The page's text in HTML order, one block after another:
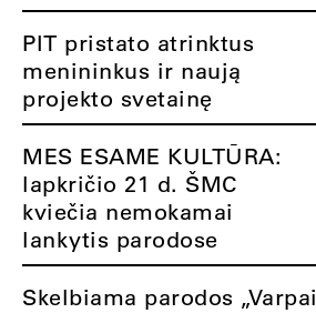
PIT pristato atrinktus
menininkus ir naują
projekto svetainę
MES ESAME KULTŪRA:
lapkričio 21 d. ŠMC
kviečia nemokamai
lankytis parodose
Skelbiama parodos „Varpai